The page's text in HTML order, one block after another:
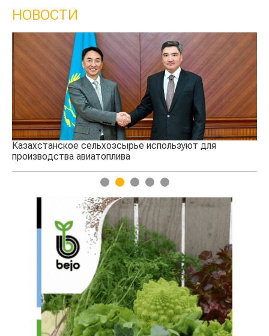
НОВОСТИ
Казахстанское сельхозсырье используют для
производства авиатоплива
1 2 3 4 5